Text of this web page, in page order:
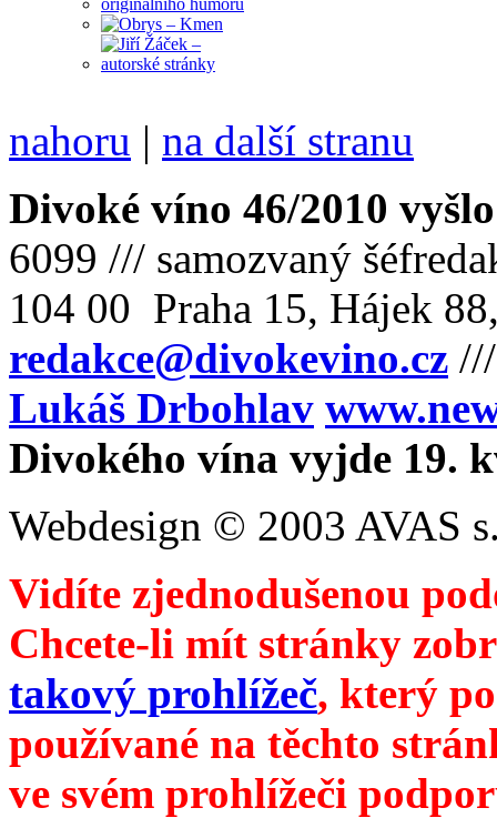
nahoru | na další stranu
Divoké víno 46/2010
6099 /// samozvaný
104 00 Praha 15, Hájek
redakce@divokevino.cz
Lukáš Drbohlav
Divokého vína vyjde 19.
Webdesign © 2003 AVAS
Vidíte zjednodušenou
Chcete-li mít stránky
takový prohlížeč, který
používané na těchto
ve svém prohlížeči